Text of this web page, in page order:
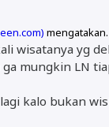
wisatanya yg
ga mungkin LN
kalo bukan